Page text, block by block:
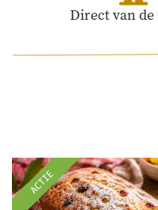
Direct van
ACTIE